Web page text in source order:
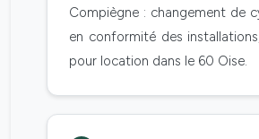
Compiègne : changement de
en conformité des
pour location dans le 60 Oise.